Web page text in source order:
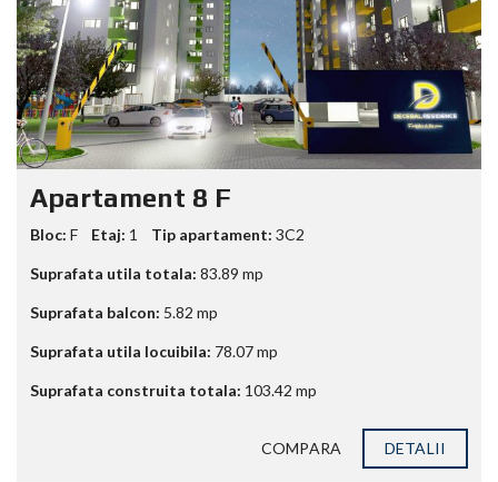
Apartament 8 F
Bloc: F Etaj: 1 Tip apartament: 3C2
Suprafata utila totala: 83.89 mp
Suprafata balcon: 5.82 mp
Suprafata utila locuibila: 78.07mp
Suprafata construita totala: 103.42 mp
COMPARA DETALII